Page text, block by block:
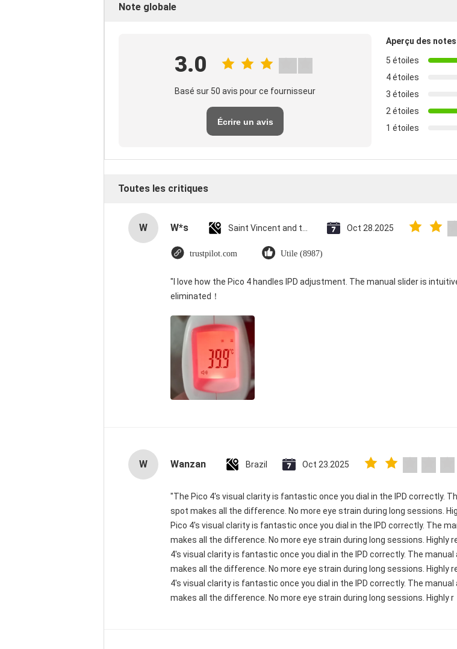
Note globale
3.0
Basé sur 50 avis pour ce fournisseur
Écrire un avis
Aperçu des notes
5 étoiles
4 étoiles
3 étoiles
2 étoiles
1 étoiles
Toutes les critiques
W W*s Saint Vincent and the Grenadines Oct 28.2025
trustpilot.com Utile (8987)
"I love how the Pico 4 handles IPD adjustment. The manual slider is
eliminated！
W Wanzan Brazil Oct 23.2025
"The Pico 4's visual clarity is fantastic once you dial in the IPD correctly.
spot makes all the difference. No more eye strain during long sessions.
Pico 4's visual clarity is fantastic once you dial in the IPD correctly. The
makes all the difference. No more eye strain during long sessions.
4's visual clarity is fantastic once you dial in the IPD correctly. The
makes all the difference. No more eye strain during long sessions.
4's visual clarity is fantastic once you dial in the IPD correctly. The
makes all the difference. No more eye strain during long sessions. Highly r